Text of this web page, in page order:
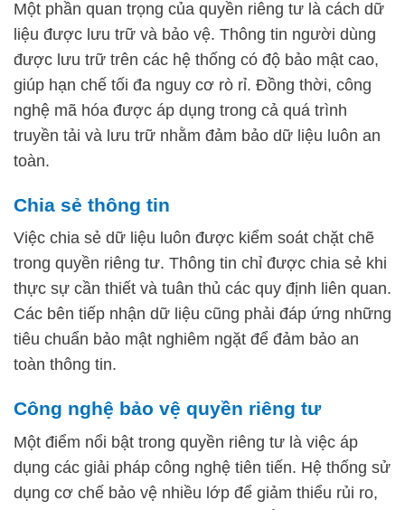
Một phần quan trọng của quyền riêng tư là cách dữ
liệu được lưu trữ và bảo vệ. Thông tin người dùng
được lưu trữ trên các hệ thống có độ bảo mật cao,
giúp hạn chế tối đa nguy cơ rò rỉ. Đồng thời, công
nghệ mã hóa được áp dụng trong cả quá trình
truyền tải và lưu trữ nhằm đảm bảo dữ liệu luôn an
toàn.
Chia sẻ thông tin
Việc chia sẻ dữ liệu luôn được kiểm soát chặt chẽ
trong quyền riêng tư. Thông tin chỉ được chia sẻ khi
thực sự cần thiết và tuân thủ các quy định liên quan.
Các bên tiếp nhận dữ liệu cũng phải đáp ứng những
tiêu chuẩn bảo mật nghiêm ngặt để đảm bảo an
toàn thông tin.
Công nghệ bảo vệ quyền riêng tư
Một điểm nổi bật trong quyền riêng tư là việc áp
dụng các giải pháp công nghệ tiên tiến. Hệ thống sử
dụng cơ chế bảo vệ nhiều lớp để giảm thiểu rủi ro,